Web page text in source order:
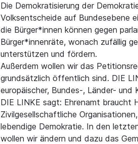
Die Demokratisierung der
Volksentscheide auf Bundesebene
die Bürger*innen können gegen
Bürger*innenräte, wonach zufällig
unterstützen und fördern.
Außerdem wollen wir das
grundsätzlich öffentlich sind. DIE
europäischer, Bundes-, Länder-
DIE LINKE sagt: Ehrenamt braucht
Zivilgesellschaftliche
lebendige Demokratie. In den
wollen wir ändern und dazu das